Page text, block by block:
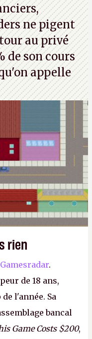
ne pigent
au privé
de son cours
appelle
rien
.
de 18 ans,
l'année. Sa
bancal
Game Costs $200,